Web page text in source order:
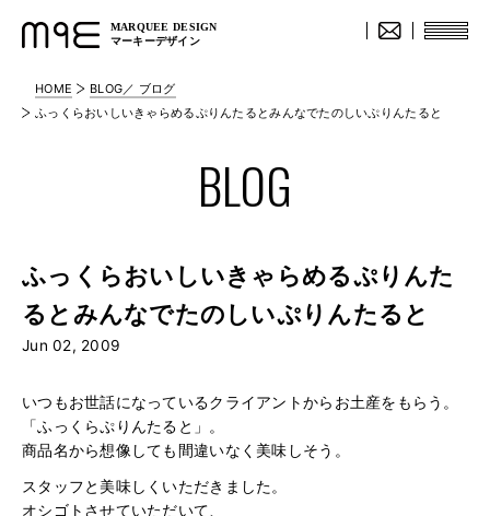
MARQUEE DESIGN
マーキーデザイン
HOME
BLOG／ ブログ
ふっくらおいしいきゃらめるぷりんたるとみんなでたのしいぷりんたると
BLOG
ふっくらおいしいきゃらめるぷりんた
るとみんなでたのしいぷりんたると
Jun 02, 2009
いつもお世話になっているクライアントからお土産をもらう。
「ふっくらぷりんたると」。
商品名から想像しても間違いなく美味しそう。
スタッフと美味しくいただきました。
オシゴトさせていただいて、